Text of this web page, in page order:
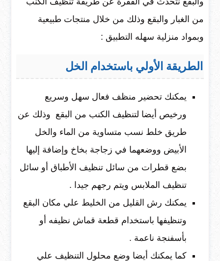
من الغبار والبقع وذلك من خلال منتجات طبيعية
وبمواد منزلية سهله التطبيق :
الطريقة الأولي باستخدام الخل
يمكنك تحضير منظف فعال سهل وسريع
ورخيص أيضا لتنظيف الكنب من البقع وذلك عن
طريق خلط نسب متساوية من الماء والخل
الأبيض ووضعهما في زجاجة بخاخ وإضافة إليها
بضع قطرات من سائل تنظيف الأطباق أو سائل
تنظيف الملابس ويتم رجهم جيدا .
يمكنك رش القليل من الخليط علي مكان البقع
وتنظيفها باستخدام قطعة قماش نظيفه أو
بأسفنجة ناعمة .
كما يمكنك أيضا وضع محلول التنظيف علي